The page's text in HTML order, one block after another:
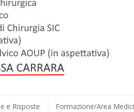
e Risposte Formazione/Area Medici